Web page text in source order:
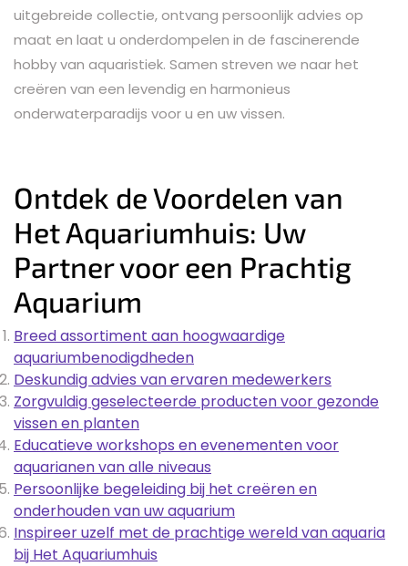
uitgebreide collectie, ontvang persoonlijk advies op
maat en laat u onderdompelen in de fascinerende
hobby van aquaristiek. Samen streven we naar het
creëren van een levendig en harmonieus
onderwaterparadijs voor u en uw vissen.
Ontdek de Voordelen van
Het Aquariumhuis: Uw
Partner voor een Prachtig
Aquarium
Breed assortiment aan hoogwaardige
aquariumbenodigdheden
Deskundig advies van ervaren medewerkers
Zorgvuldig geselecteerde producten voor gezonde
vissen en planten
Educatieve workshops en evenementen voor
aquarianen van alle niveaus
Persoonlijke begeleiding bij het creëren en
onderhouden van uw aquarium
Inspireer uzelf met de prachtige wereld van aquaria
bij Het Aquariumhuis